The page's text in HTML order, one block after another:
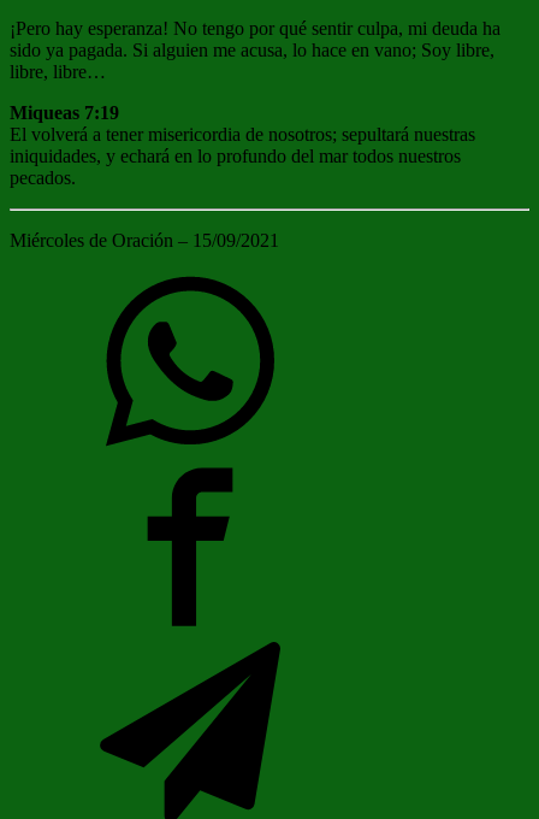
¡Pero hay esperanza! No tengo por qué sentir culpa, mi deuda ha
sido ya pagada. Si alguien me acusa, lo hace en vano; Soy libre,
libre, libre…
Miqueas 7:19
El volverá a tener misericordia de nosotros; sepultará nuestras
iniquidades, y echará en lo profundo del mar todos nuestros
pecados.
Miércoles de Oración – 15/09/2021